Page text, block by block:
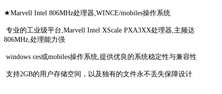
★Marvell Intel 806MHz处理器,WINCE/mobiles操作系统
专业的工业级平台,Marvell Intel XScale PXA3XX处理器,主频达
806MHz,处理能力强
windows ces或mobiles操作系统,提供优良的系统稳定性与兼容性
支持2GB的用户存储空间，以及独有的文件永不丢失保障设计